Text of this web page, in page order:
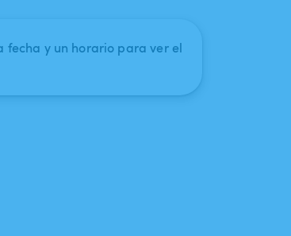
fecha y un horario para ver el